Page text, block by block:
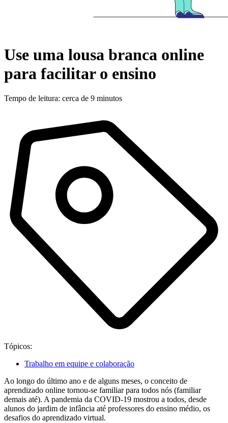
Use uma lousa branca online
para facilitar o ensino
Tempo de leitura: cerca de 9 minutos
Tópicos:
Trabalho em equipe e colaboração
Ao longo do último ano e de alguns meses, o conceito de
aprendizado online tornou-se familiar para todos nós (familiar
demais até). A pandemia da COVID-19 mostrou a todos, desde
alunos do jardim de infância até professores do ensino médio, os
desafios do aprendizado virtual.